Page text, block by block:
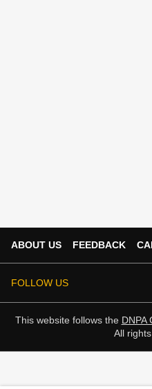
ABOUT US FEEDBACK
FOLLOW US
This website follows the DNPA
All